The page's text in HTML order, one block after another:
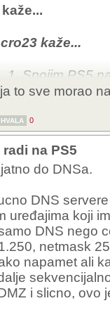
kaže...
1. Spojim PS5
(wifi ili kablom)
2. Spojim PS5 na
nema interneta -
3. Spojim, PS5
nema interneta -
4. Mobitel mi je
mobitela dijelim
NE RADI
5. TV mi je
ali kad spojim tv
interneta NE
6. Spojim od
spoji se, NEMA
to sve morao
HVALA 0
na PS5
do DNSa.
DNS
uređajima koji
DNS nego
netmask
napamet ali
i slicno, ovo